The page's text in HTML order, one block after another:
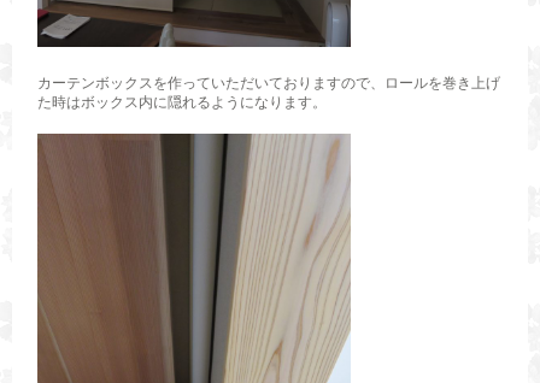
カーテンボックスを作っていただいておりますので、ロールを巻き上げ
た時はボックス内に隠れるようになります。